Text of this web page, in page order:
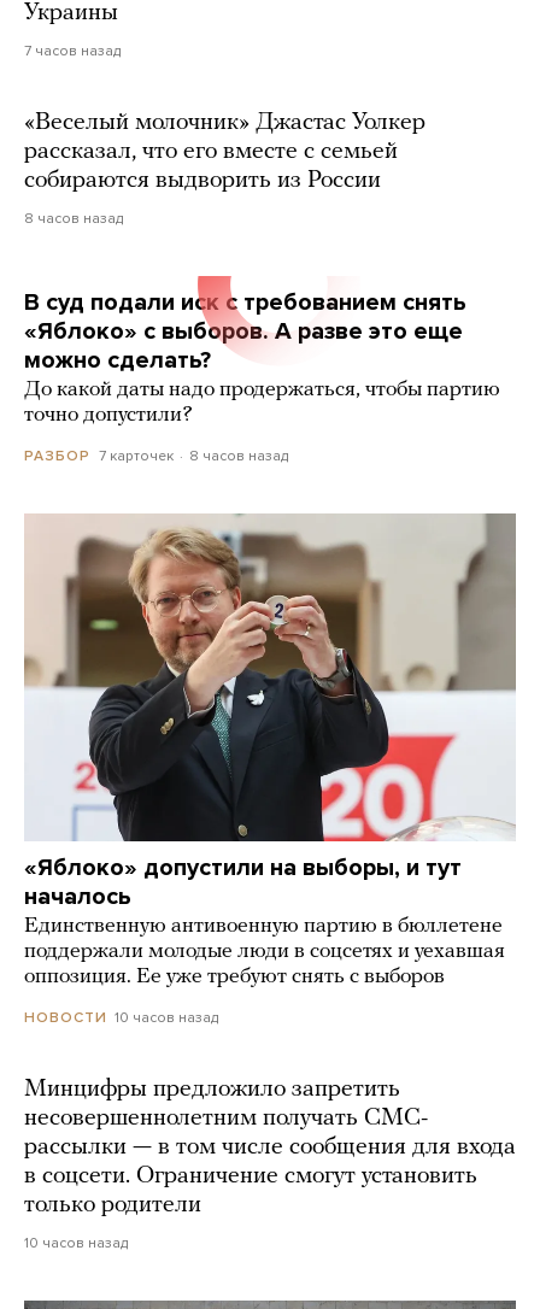
Украины
7 часов назад
«Веселый молочник» Джастас Уолкер
рассказал, что его вместе с семьей
собираются выдворить из России
8 часов назад
В суд подали иск с требованием снять
«Яблоко» с выборов. А разве это еще
можно сделать?
До какой даты надо продержаться, чтобы партию
точно допустили?
РАЗБОР 7 карточек 8 часов назад
«Яблоко» допустили на выборы, и тут
началось
Единственную антивоенную партию в бюллетене
поддержали молодые люди в соцсетях и уехавшая
оппозиция. Ее уже требуют снять с выборов
НОВОСТИ 10 часов назад
Минцифры предложило запретить
несовершеннолетним получать СМС-
рассылки — в том числе сообщения для входа
в соцсети. Ограничение смогут установить
только родители
10 часов назад